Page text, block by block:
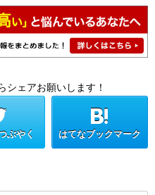
シェアお願いします！
ぶやく はてなブックマーク